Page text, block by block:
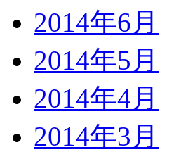
2014年6月
2014年5月
2014年4月
2014年3月